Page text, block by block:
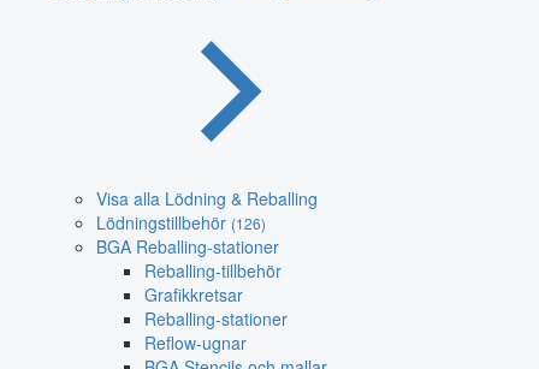
Visa alla Lödning & Reballing
Lödningstillbehör (126)
BGA Reballing-stationer
Reballing-tillbehör
Grafikkretsar
Reballing-stationer
Reflow-ugnar